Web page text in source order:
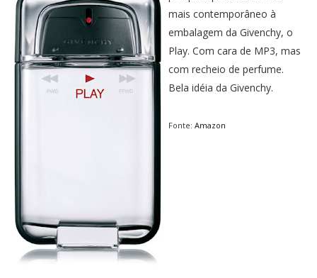
mais contemporâneo à
embalagem da Givenchy, o
Play. Com cara de MP3, mas
com recheio de perfume.
Bela idéia da Givenchy.
Fonte: Amazon